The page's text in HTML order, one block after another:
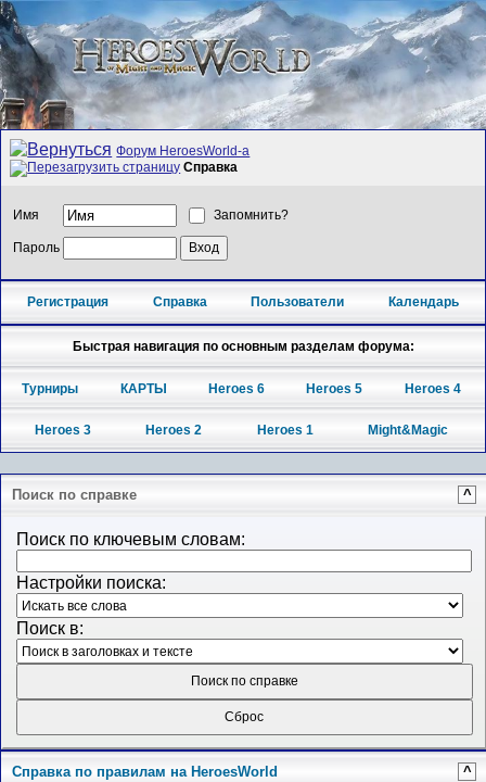
Форум HeroesWorld-а
Справка
Имя Запомнить?
Пароль
Регистрация Справка Пользователи Календарь
Быстрая навигация по основным разделам форума:
Турниры КАРТЫ Heroes 6 Heroes 5 Heroes 4
Heroes 3 Heroes 2 Heroes 1 Might&Magic
Поиск по справке ^
Поиск по ключевым словам:
Настройки поиска:
Поиск в:
Справка по правилам на HeroesWorld ^